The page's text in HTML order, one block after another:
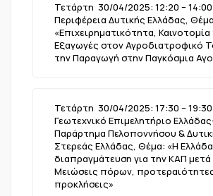
Τετάρτη 30/04/2025: 12:20 – 14:00
Περιφέρεια Δυτικής Ελλάδας,
«Επιχειρηματικότητα, Καινοτομία
Εξαγωγές στον Αγροδιατροφικό
την Παραγωγή στην Παγκόσμια
Τετάρτη 30/04/2025: 17:30 – 19:30
Γεωτεχνικό Επιμελητήριο
Παράρτημα Πελοποννήσου &
Στερεάς Ελλάδας, Θέμα: «Η
διαπραγμάτευση για την ΚΑΠ
Μειώσεις πόρων,
προκλήσεις»